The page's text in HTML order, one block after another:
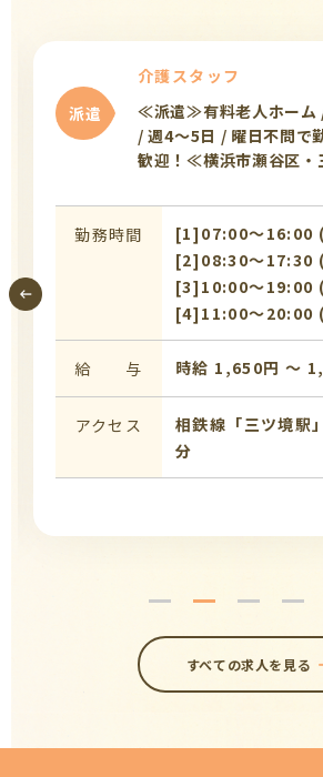
派遣
介護スタッフ
≪派遣≫有料老人ホーム
/ 週4〜5日 / 曜日不問で
歓迎！≪横浜市瀬谷区
勤務時間
[1]07:00〜16:00
[2]08:30〜17:30
[3]10:00〜19:00
[4]11:00〜20:00
給 与 時給 1,650円 〜
アクセス
相鉄線「三ツ境駅
分
すべての求人を見る